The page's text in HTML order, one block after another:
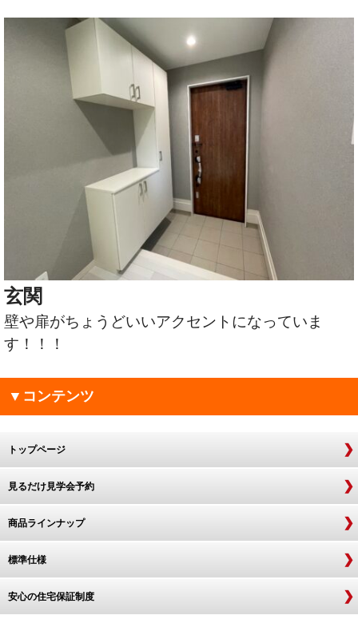
玄関
壁や扉がちょうどいいアクセントになっていま
す！！！
▼コンテンツ
トップページ
見るだけ見学会予約
商品ラインナップ
標準仕様
安心の住宅保証制度